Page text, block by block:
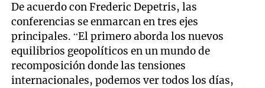
De acuerdo con Frederic Depetris, las
conferencias se enmarcan en tres ejes
principales. “El primero aborda los nuevos
equilibrios geopolíticos en un mundo de
recomposición donde las tensiones
internacionales, podemos ver todos los días,